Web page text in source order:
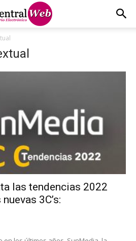
las tendencias 2022
3C’s: